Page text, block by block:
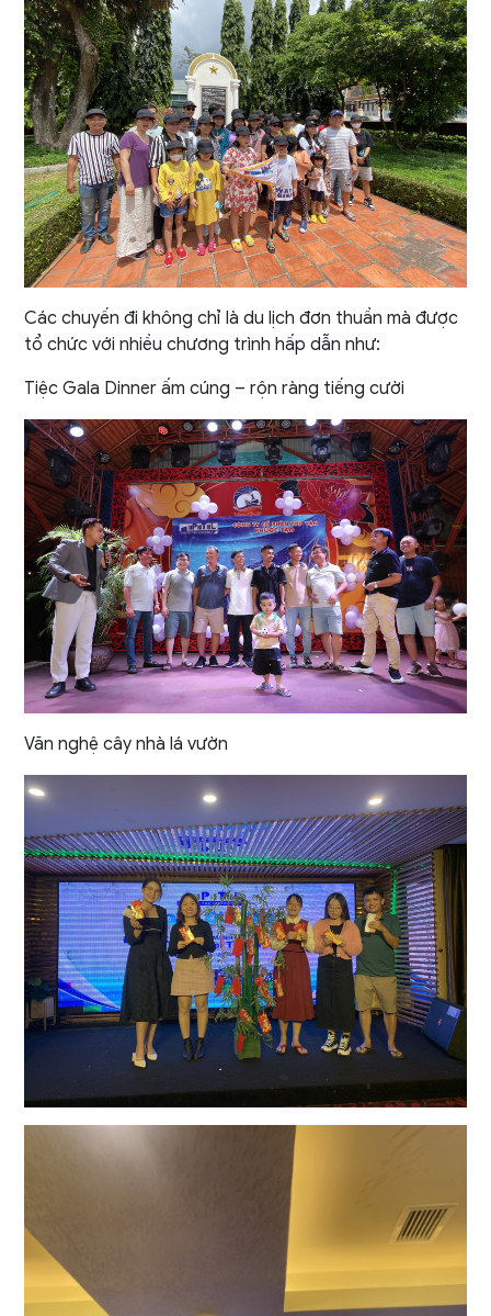
Các chuyến đi không chỉ là du lịch đơn thuần mà được
tổ chức với nhiều chương trình hấp dẫn như:
Tiệc Gala Dinner ấm cúng – rộn ràng tiếng cười
Văn nghệ cây nhà lá vườn